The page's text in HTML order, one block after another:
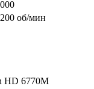
об/мин
HD 6770M